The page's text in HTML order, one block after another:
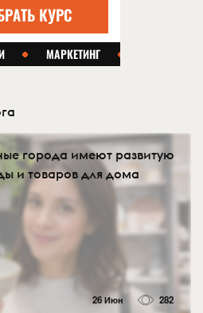
города имеют развитую
и товаров для дома
26 Июн 282